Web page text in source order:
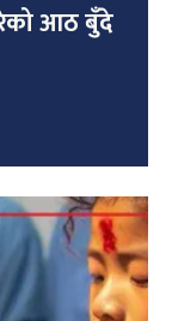
आठ बुँदे